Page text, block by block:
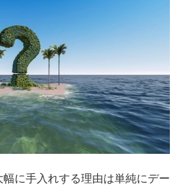
に手入れする理由は単純にデー